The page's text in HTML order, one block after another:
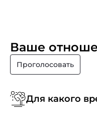
Ваше
Проголосовать
Для какого